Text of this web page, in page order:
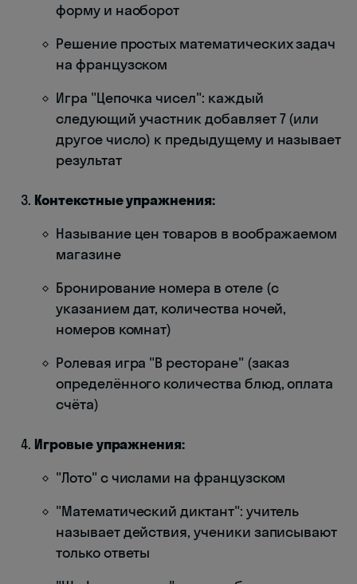
форму и наоборот
Решение простых математических задач
на французском
Игра "Цепочка чисел": каждый
следующий участник добавляет 7 (или
другое число) к предыдущему и называет
результат
Контекстные упражнения:
Называние цен товаров в воображаемом
магазине
Бронирование номера в отеле (с
указанием дат, количества ночей,
номеров комнат)
Ролевая игра "В ресторане" (заказ
определённого количества блюд, оплата
счёта)
Игровые упражнения:
"Лото" с числами на французском
"Математический диктант": учитель
называет действия, ученики записывают
только ответы